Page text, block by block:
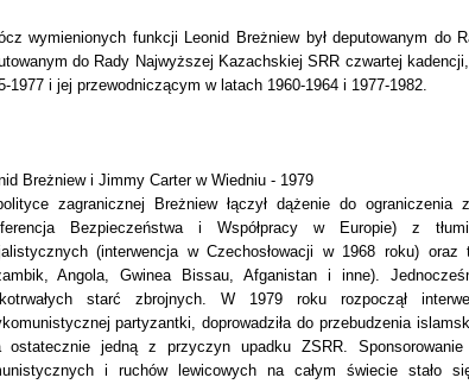
wymienionych funkcji Leonid Breżniew był deputowanym do
do Rady Najwyższej Kazachskiej SRR czwartej
1977 i jej przewodniczącym w latach 1960-1964 i 1977-1982.
Breżniew i Jimmy Carter w Wiedniu - 1979
zagranicznej Breżniew łączył dążenie do
Bezpieczeństwa i Współpracy w Europie) z
(interwencja w Czechosłowacji w 1968 roku)
Angola, Gwinea Bissau, Afganistan i inne).
starć zbrojnych. W 1979 roku rozpoczął
partyzantki, doprowadziła do przebudzenia
ostatecznie jedną z przyczyn upadku ZSRR.
i ruchów lewicowych na całym świecie stało